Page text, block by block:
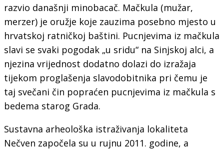
razvio današnji minobacač. Mačkula (mužar,
merzer) je oružje koje zauzima posebno mjesto u
hrvatskoj ratničkoj baštini. Pucnjevima iz mačkula
slavi se svaki pogodak „u sridu“ na Sinjskoj alci, a
njezina vrijednost dodatno dolazi do izražaja
tijekom proglašenja slavodobitnika pri čemu je
taj svečani čin popraćen pucnjevima iz mačkula s
bedema starog Grada.
Sustavna arheološka istraživanja lokaliteta
Nečven započela su u rujnu 2011. godine, a